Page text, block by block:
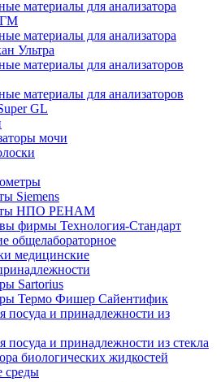
материалы для анализатора
ГМ
материалы для анализатора
Ультра
материалы для анализаторов
материалы для анализаторов
GL
мочи
Siemens
НПО РЕНАМ
фирмы Технология-Стандарт
общелабораторное
медицинские
Sartorius
Термо Фишер Сайентифик
посуда и принадлежности из
посуда и принадлежности из стекла
биологических жидкостей
среды